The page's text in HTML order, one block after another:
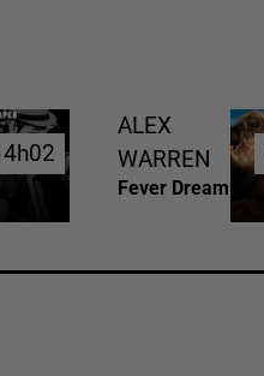
ALEX
WARREN
Fever Dream